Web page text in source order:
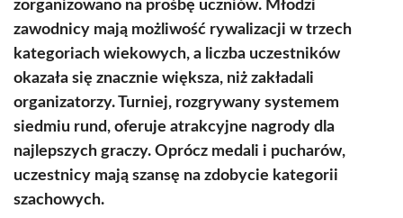
zorganizowano na prośbę uczniów. Młodzi
zawodnicy mają możliwość rywalizacji w trzech
kategoriach wiekowych, a liczba uczestników
okazała się znacznie większa, niż zakładali
organizatorzy. Turniej, rozgrywany systemem
siedmiu rund, oferuje atrakcyjne nagrody dla
najlepszych graczy. Oprócz medali i pucharów,
uczestnicy mają szansę na zdobycie kategorii
szachowych.